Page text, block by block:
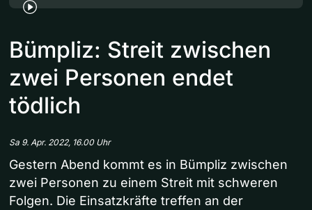
Bümpliz: Streit zwischen
zwei Personen endet
tödlich
Sa 9. Apr. 2022, 16.00 Uhr
Gestern Abend kommt es in Bümpliz zwischen
zwei Personen zu einem Streit mit schweren
Folgen. Die Einsatzkräfte treffen an der